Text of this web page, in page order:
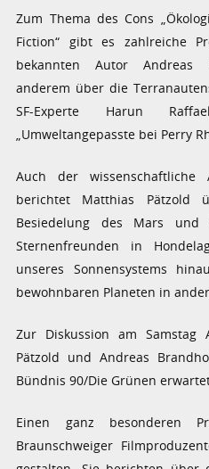
Zum Thema des Cons
Fiction“ gibt es zahlreiche
bekannten Autor Andreas
anderem über die
SF-Experte Harun
„Umweltangepasste bei Perry
Auch der
berichtet Matthias Pätzold
Besiedelung des Mars
Sternenfreunden in
unseres Sonnensystems
bewohnbaren Planeten in
Zur Diskussion am
Pätzold und Andreas
Bündnis 90/Die Grünen
Einen ganz besonderen
Braunschweiger